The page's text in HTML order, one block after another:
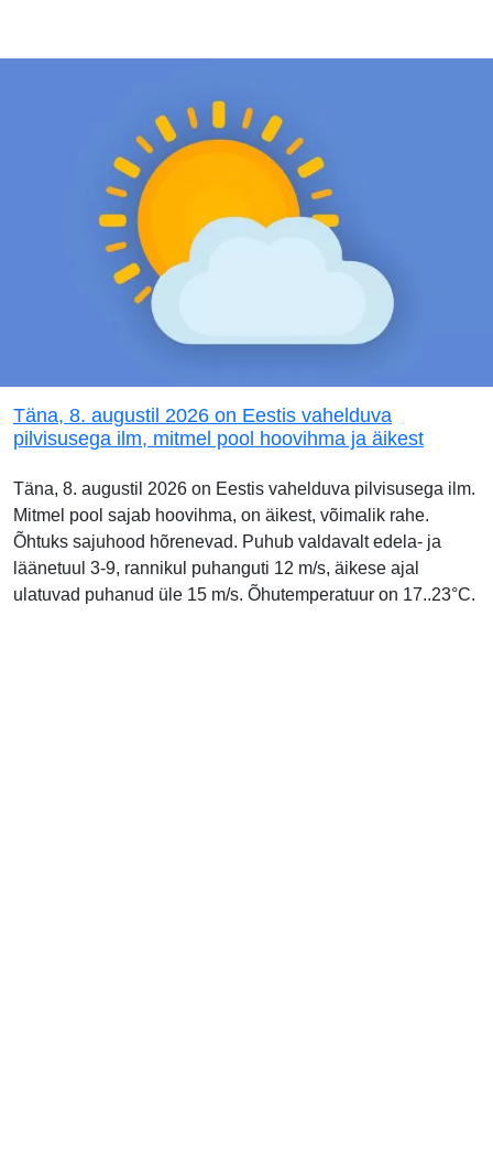
Täna, 8. augustil 2026 on Eestis vahelduva
pilvisusega ilm, mitmel pool hoovihma ja äikest
Täna, 8. augustil 2026 on Eestis vahelduva pilvisusega ilm.
Mitmel pool sajab hoovihma, on äikest, võimalik rahe.
Õhtuks sajuhood hõrenevad. Puhub valdavalt edela- ja
läänetuul 3-9, rannikul puhanguti 12 m/s, äikese ajal
ulatuvad puhanud üle 15 m/s. Õhutemperatuur on 17..23°C.